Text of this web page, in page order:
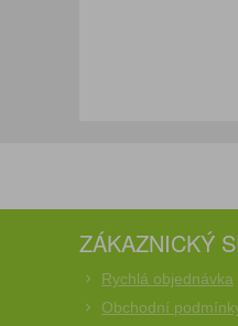
ZÁKAZNICKÝ
Rychlá objednávka
Obchodní